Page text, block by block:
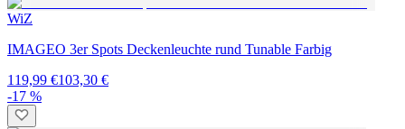
WiZ
IMAGEO 3er Spots Deckenleuchte rund Tunable Farbig
119,99 €103,30 €
-17 %